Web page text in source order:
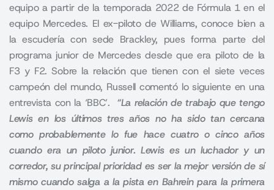
equipo a partir de la temporada 2022 de Fórmula 1 en el
equipo Mercedes. El ex-piloto de Williams, conoce bien a
la escudería con sede Brackley, pues forma parte del
programa junior de Mercedes desde que era piloto de la
F3 y F2. Sobre la relación que tienen con el siete veces
campeón del mundo, Russell comentó lo siguiente en una
entrevista con la ‘BBC’. “La relación de trabajo que tengo
Lewis en los últimos tres años no ha sido tan cercana
como probablemente lo fue hace cuatro o cinco años
cuando era un piloto junior. Lewis es un luchador y un
corredor, su principal prioridad es ser la mejor versión de sí
mismo cuando salga a la pista en Bahrein para la primera